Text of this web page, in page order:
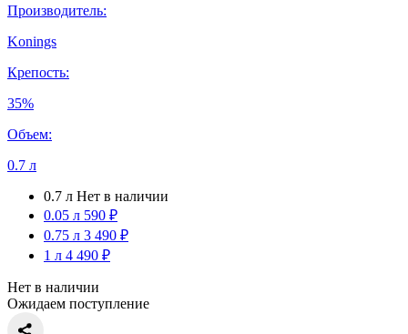
Производитель:
Konings
Крепость:
35%
Объем:
0.7 л
0.7 л Нет в наличии
0.05 л 590 ₽
0.75 л 3 490 ₽
1 л 4 490 ₽
Нет в наличии
Ожидаем поступление